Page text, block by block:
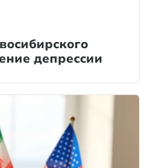
депрессии